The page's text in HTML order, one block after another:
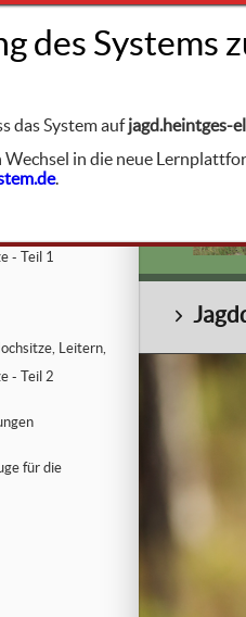
- Teil 1
Leitern,
- Teil 2
für die
+49 9231
das System aufjagd.heintges-
Wechsel in die neue
.